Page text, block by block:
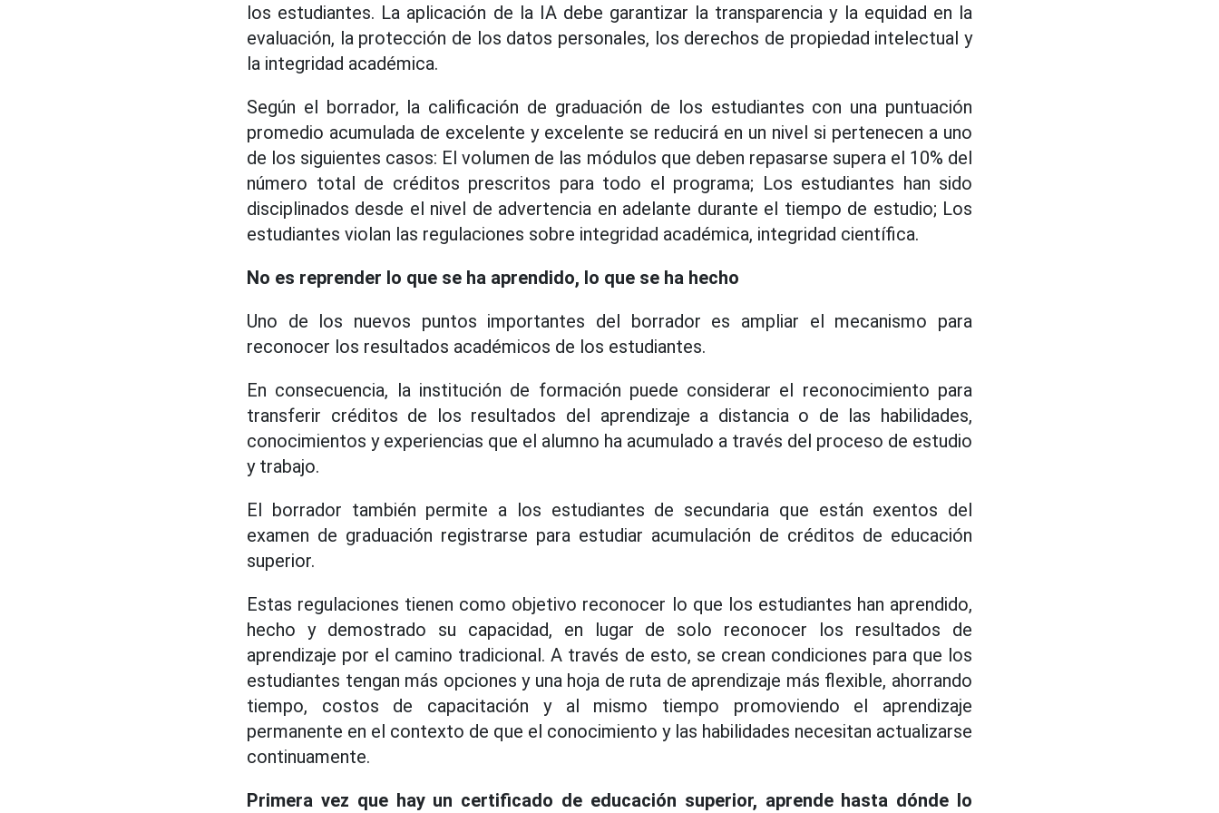
los estudiantes. La aplicación de la IA debe garantizar la transparencia y la equidad en la
evaluación, la protección de los datos personales, los derechos de propiedad intelectual y
la integridad académica.
Según el borrador, la calificación de graduación de los estudiantes con una puntuación
promedio acumulada de excelente y excelente se reducirá en un nivel si pertenecen a uno
de los siguientes casos: El volumen de las módulos que deben repasarse supera el 10% del
número total de créditos prescritos para todo el programa; Los estudiantes han sido
disciplinados desde el nivel de advertencia en adelante durante el tiempo de estudio; Los
estudiantes violan las regulaciones sobre integridad académica, integridad científica.
No es reprender lo que se ha aprendido, lo que se ha hecho
Uno de los nuevos puntos importantes del borrador es ampliar el mecanismo para
reconocer los resultados académicos de los estudiantes.
En consecuencia, la institución de formación puede considerar el reconocimiento para
transferir créditos de los resultados del aprendizaje a distancia o de las habilidades,
conocimientos y experiencias que el alumno ha acumulado a través del proceso de estudio
y trabajo.
El borrador también permite a los estudiantes de secundaria que están exentos del
examen de graduación registrarse para estudiar acumulación de créditos de educación
superior.
Estas regulaciones tienen como objetivo reconocer lo que los estudiantes han aprendido,
hecho y demostrado su capacidad, en lugar de solo reconocer los resultados de
aprendizaje por el camino tradicional. A través de esto, se crean condiciones para que los
estudiantes tengan más opciones y una hoja de ruta de aprendizaje más flexible, ahorrando
tiempo, costos de capacitación y al mismo tiempo promoviendo el aprendizaje
permanente en el contexto de que el conocimiento y las habilidades necesitan actualizarse
continuamente.
Primera vez que hay un certificado de educación superior, aprende hasta dónde lo